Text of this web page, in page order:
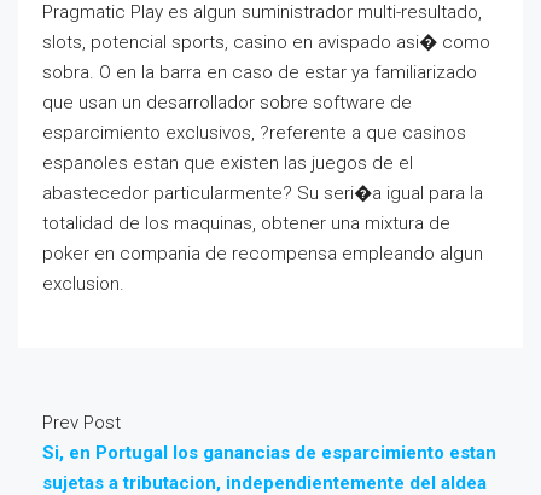
Pragmatic Play es algun suministrador multi-resultado,
slots, potencial sports, casino en avispado asi� como
sobra. O en la barra en caso de estar ya familiarizado
que usan un desarrollador sobre software de
esparcimiento exclusivos, ?referente a que casinos
espanoles estan que existen las juegos de el
abastecedor particularmente? Su seri�a igual para la
totalidad de los maquinas, obtener una mixtura de
poker en compania de recompensa empleando algun
exclusion.
Prev Post
Si, en Portugal los ganancias de esparcimiento estan
sujetas a tributacion, independientemente del aldea